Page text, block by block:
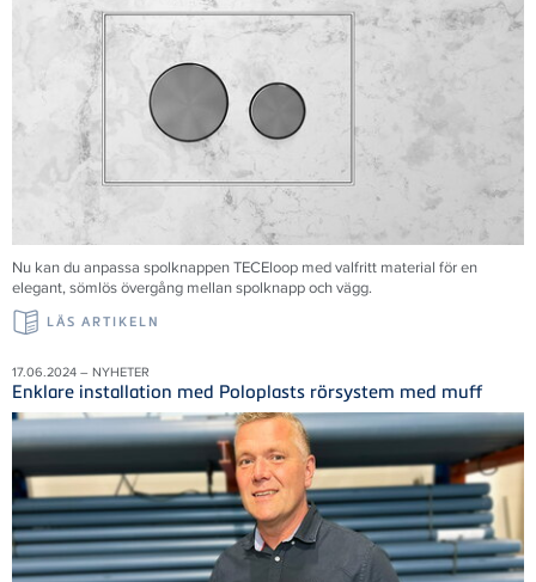
Nu kan du anpassa spolknappen TECEloop med valfritt material för en
elegant, sömlös övergång mellan spolknapp och vägg.
LÄS ARTIKELN
17.06.2024 – NYHETER
Enklare installation med Poloplasts rörsystem med muff